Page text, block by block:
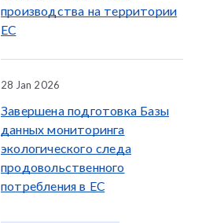
производства на территории
ЕС
28 Jan 2026
Завершена подготовка Базы
данных мониторинга
экологического следа
продовольственного
потребления в ЕС